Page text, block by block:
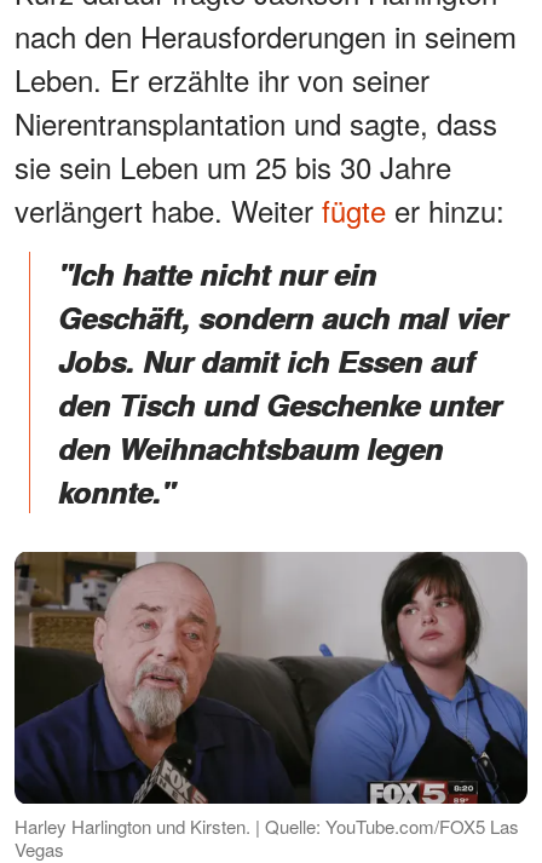
nach den Herausforderungen in seinem
Leben. Er erzählte ihr von seiner
Nierentransplantation und sagte, dass
sie sein Leben um 25 bis 30 Jahre
verlängert habe. Weiter fügte er hinzu:
"Ich hatte nicht nur ein
Geschäft, sondern auch mal vier
Jobs. Nur damit ich Essen auf
den Tisch und Geschenkeunter
den Weihnachtsbaum legen
konnte."
Harley Harlington und Kirsten. | Quelle: YouTube.com/FOX5 Las
Vegas